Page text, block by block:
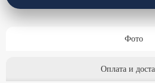
Фото
Оплата и